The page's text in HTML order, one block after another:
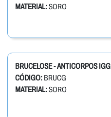
MATERIAL:SORO
BRUCELOSE - ANTICORPOS IGG
CÓDIGO: BRUCG
MATERIAL:SORO